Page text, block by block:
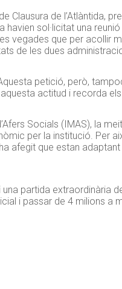
de l’Atlàntida,
sol·licitat una
vegades que per acollir
de les dues
petició, però,
actitud i recorda
Socials (IMAS), la
per la institució. Per
afegit que estan
partida extraordinària
i passar de 4 milions a